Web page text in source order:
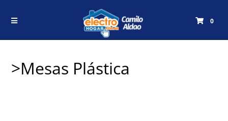
0
>Mesas Plástica